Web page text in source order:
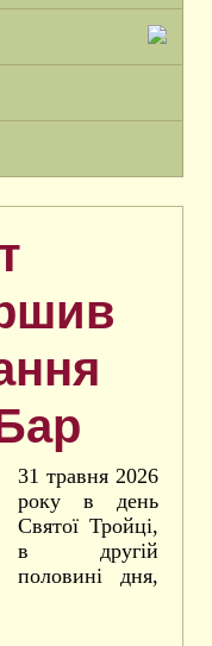
31 травня 2026
року в день
Святої Тройці,
в другій
половині дня,